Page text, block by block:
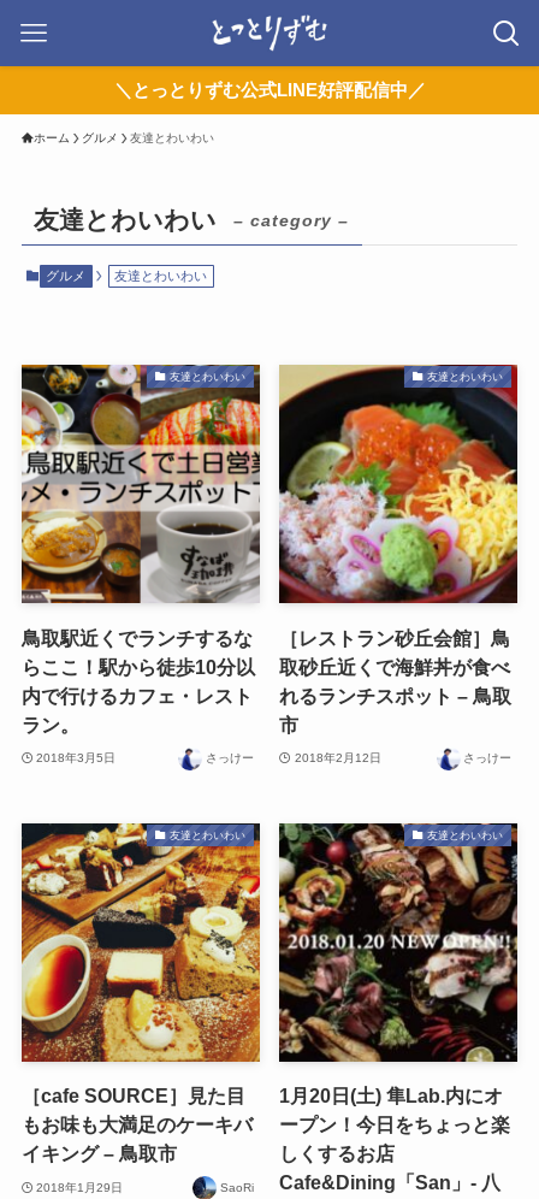
＼とっとりずむ公式LINE好評配信中／
ホーム グルメ 友達とわいわい
友達とわいわい – category –
グルメ 友達とわいわい
友達とわいわい
鳥取駅近くでランチするな
らここ！駅から徒歩10分以
内で行けるカフェ・レスト
ラン。
2018年3月5日 さっけー
友達とわいわい
［レストラン砂丘会館］鳥
取砂丘近くで海鮮丼が食べ
れるランチスポット – 鳥取
市
2018年2月12日 さっけー
友達とわいわい
［cafe SOURCE］見た目
もお味も大満足のケーキバ
イキング – 鳥取市
2018年1月29日 SaoRi
友達とわいわい
1月20日(土) 隼Lab.内にオ
ープン！今日をちょっと楽
しくするお店
Cafe&Dining「San」- 八